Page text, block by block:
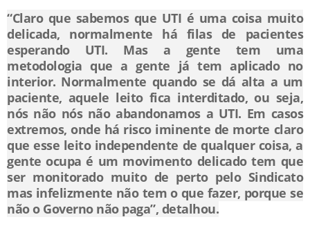
“Claro que sabemos que UTI é uma coisa muito
delicada, normalmente há filas de pacientes
esperando UTI. Mas a gente tem uma
metodologia que a gente já tem aplicado no
interior. Normalmente quando se dá alta a um
paciente, aquele leito fica interditado, ou seja,
nós não nós não abandonamos a UTI. Em casos
extremos, onde há risco iminente de morte claro
que esse leito independente de qualquer coisa, a
gente ocupa é um movimento delicado tem que
ser monitorado muito de perto pelo Sindicato
mas infelizmente não tem o que fazer, porque se
não o Governo não paga”, detalhou.